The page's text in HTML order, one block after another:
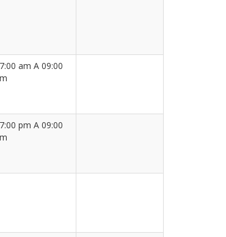
am A 09:00
pm A 09:00